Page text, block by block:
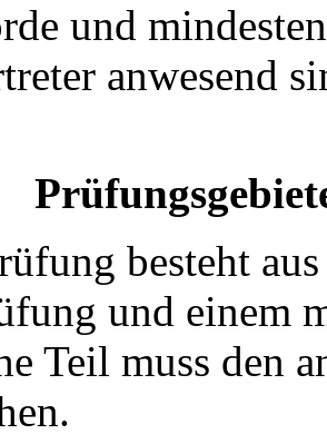
und
anwesend
besteht
und einem
Teil muss den